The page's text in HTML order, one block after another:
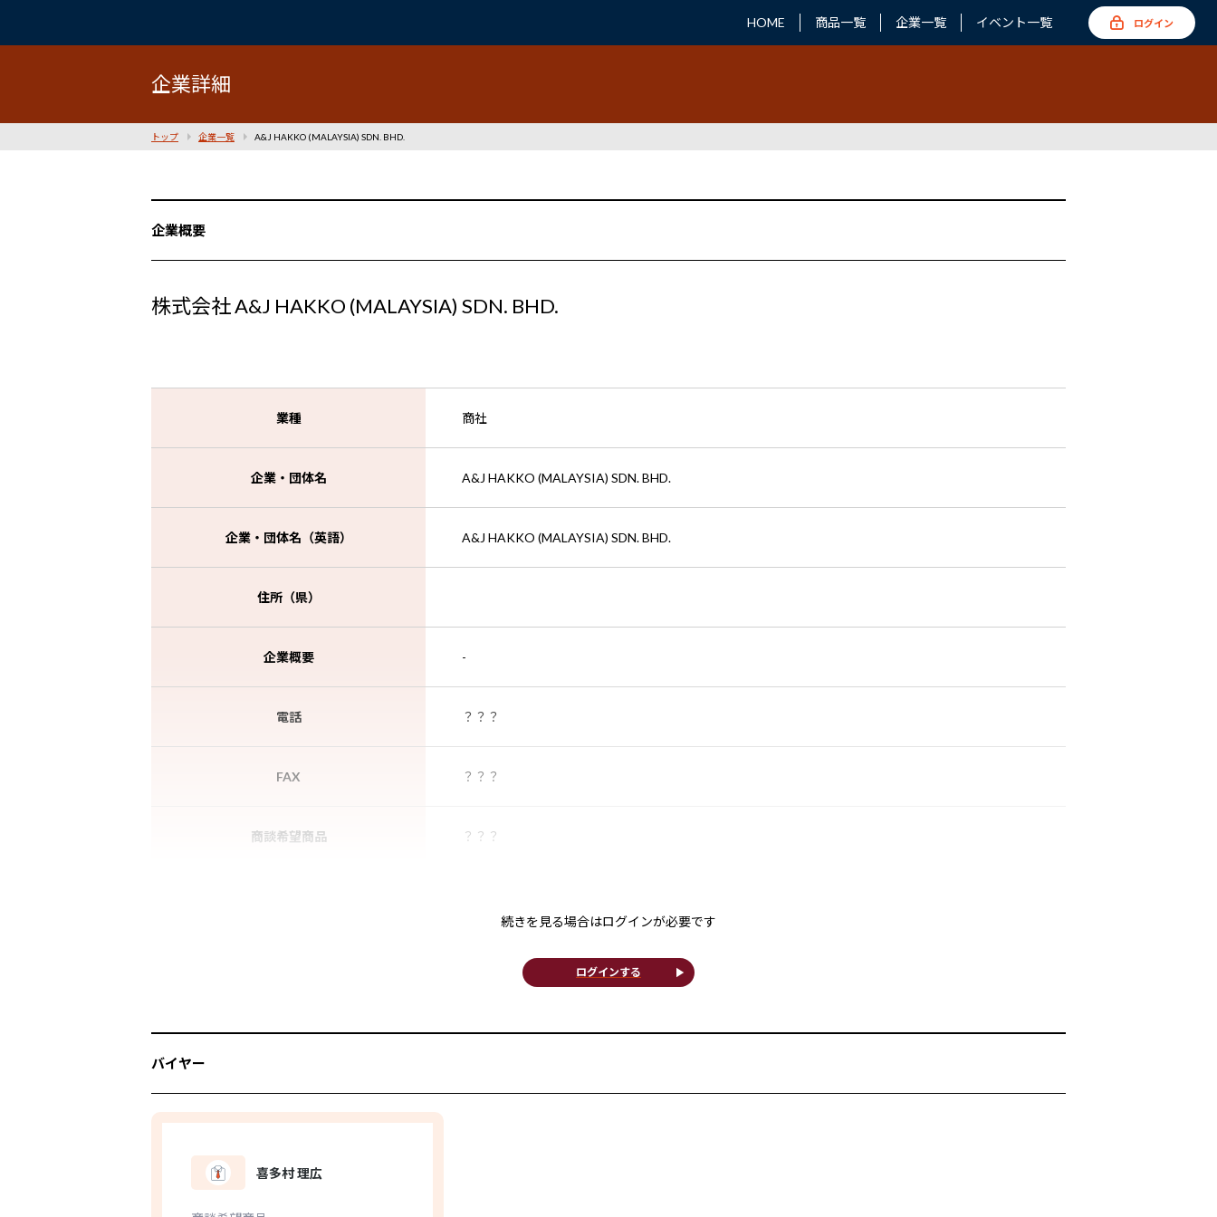
HOME 商品一覧 企業一覧 イベント一覧 ログイン
企業詳細
トップ 企業一覧 A&J HAKKO (MALAYSIA) SDN. BHD.
企業概要
株式会社 A&J HAKKO (MALAYSIA) SDN. BHD.
業種 商社
企業・団体名 A&J HAKKO (MALAYSIA) SDN. BHD.
企業・団体名（英語） A&J HAKKO (MALAYSIA) SDN. BHD.
住所（県）
企業概要 -
電話 ？？？
FAX ？？？
商談希望商品 ？？？
続きを見る場合はログインが必要です
ログインする play_arrow
バイヤー
喜多村 理広